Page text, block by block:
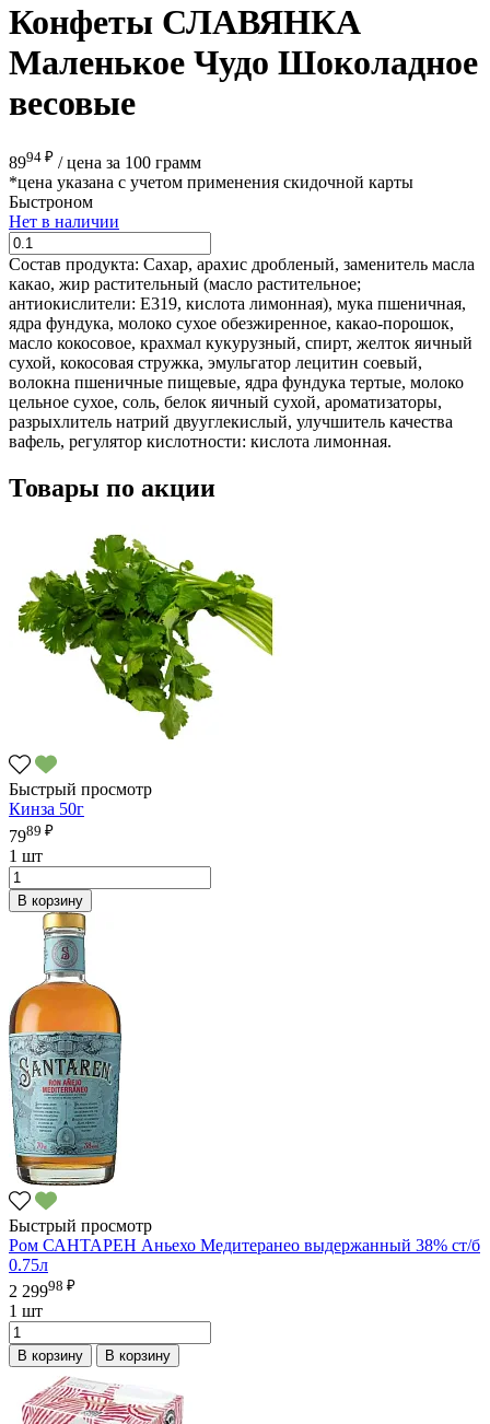
Конфеты СЛАВЯНКА
Маленькое Чудо Шоколадное
весовые
8994 ₽ / цена за 100 грамм
*цена указана с учетом применения скидочной карты
Быстроном
Нет в наличии
Состав продукта: Сахар, арахис дробленый, заменитель масла
какао, жир растительный (масло растительное;
антиокислители: Е319, кислота лимонная), мука пшеничная,
ядра фундука, молоко сухое обезжиренное, какао-порошок,
масло кокосовое, крахмал кукурузный, спирт, желток яичный
сухой, кокосовая стружка, эмульгатор лецитин соевый,
волокна пшеничные пищевые, ядра фундука тертые, молоко
цельное сухое, соль, белок яичный сухой, ароматизаторы,
разрыхлитель натрий двууглекислый, улучшитель качества
вафель, регулятор кислотности: кислота лимонная.
Товары по акции
Быстрый просмотр
Кинза 50г
7989 ₽
1 шт
В корзину
Быстрый просмотр
Ром САНТАРЕН Аньехо Медитеранео выдержанный 38% ст/б
0.75л
2 29998 ₽
1 шт
В корзину В корзину